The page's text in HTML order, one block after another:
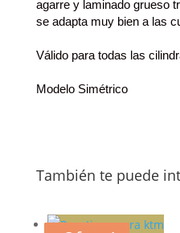
agarre y laminado grueso
se adapta muy bien a las
Válido para todas las
Modelo Simétrico
También te puede